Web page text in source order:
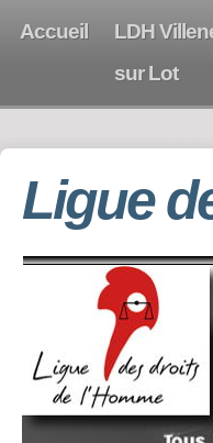
Accueil
LDH
sur Lot
Ligue